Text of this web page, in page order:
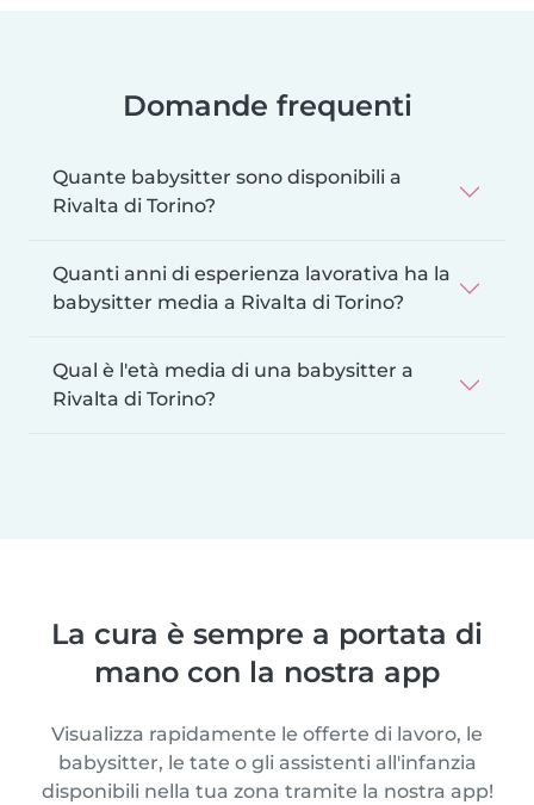
Domande frequenti
Quante babysitter sono disponibili a
Rivalta di Torino?
Quanti anni di esperienza lavorativa ha la
babysitter media a Rivalta di Torino?
Qual è l'età media di una babysitter a
Rivalta di Torino?
La cura è sempre a portata di
mano con la nostra app
Visualizza rapidamente le offerte di lavoro, le
babysitter, le tate o gli assistenti all'infanzia
disponibili nella tua zona tramite la nostra app!